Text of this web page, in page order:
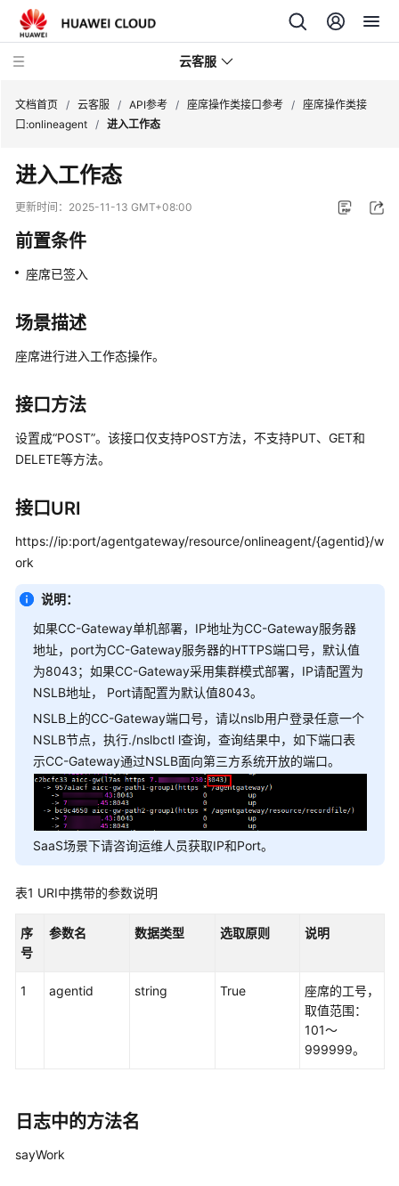
云客服
产
品
介
速
门
用
指
价
说
明
开
指
API
参
考
接
口
鉴
权
方
式
统
置
口
座
操
文档首页 / 云客服 / API参考 / 座席操作类接口参考 / 座席操作类接
口:onlineagent / 进入工作态
进入工作态
更新时间： 2025-11-13 GMT+08:00
前置条件
座席已签入
场景描述
座席进行进入工作态操作。
接口方法
设置成“POST”。该接口仅支持POST方法，不支持PUT、GET和
DELETE等方法。
接口URI
https://ip:port/agentgateway/resource/onlineagent/{agentid}/w
ork
说明：
如果CC-Gateway单机部署，IP地址为CC-Gateway服务器
地址，port为CC-Gateway服务器的HTTPS端口号，默认值
为8043；如果CC-Gateway采用集群模式部署，IP请配置为
NSLB地址， Port请配置为默认值8043。
NSLB上的CC-Gateway端口号，请以nslb用户登录任意一个
NSLB节点，执行./nslbctl l查询，查询结果中，如下端口表
示CC-Gateway通过NSLB面向第三方系统开放的端口。
SaaS场景下请咨询运维人员获取IP和Port。
表1 URI中携带的参数说明
序
号
参数名 数据类型 选取原则 说明
1 agentid string True
座席的工号，
取值范围：
101～
999999。
日志中的方法名
sayWork